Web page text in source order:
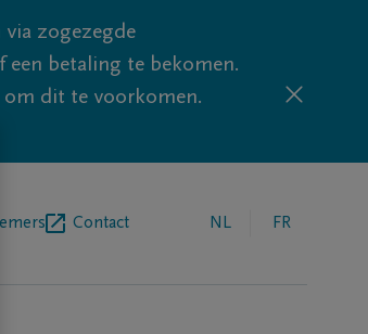
zogezegde
een betaling te bekomen.
om dit te voorkomen.
Contact NL FR